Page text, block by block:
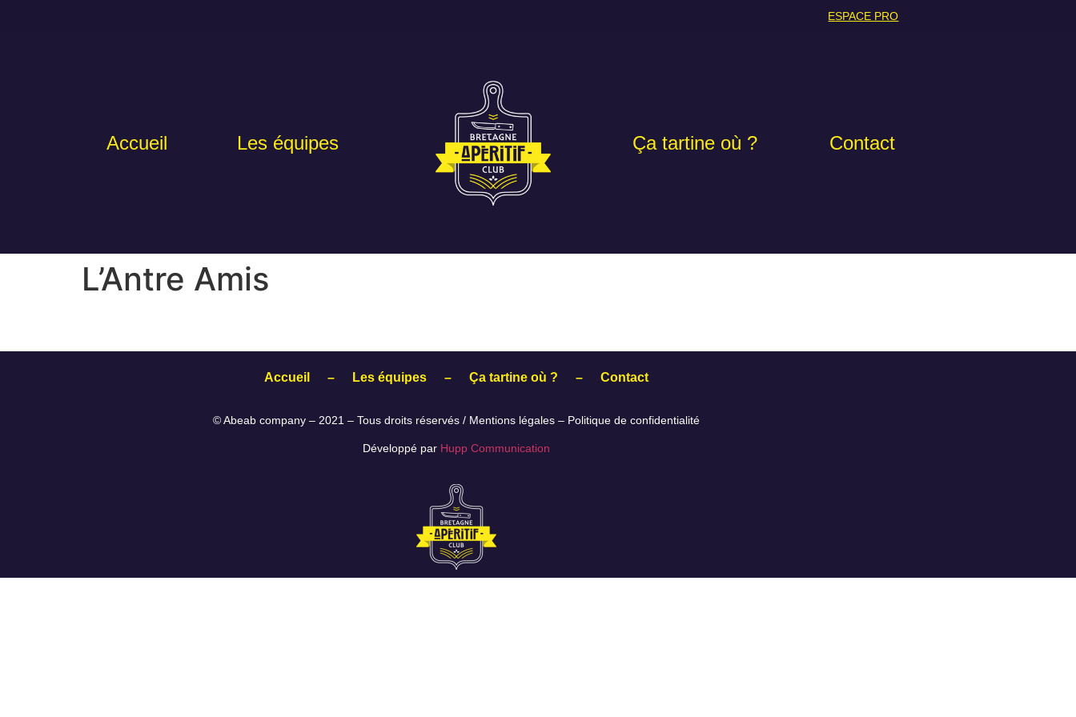
ESPACE PRO
Accueil Les équipes Ça tartine où ? Contact
L’Antre Amis
Accueil – Les équipes – Ça tartine où ? – Contact
© Abeab company – 2021 – Tous droits réservés / Mentions légales – Politique de confidentialité
Développé par Hupp Communication